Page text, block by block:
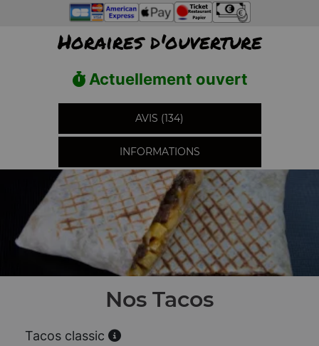
Horaires d'ouverture
Actuellement ouvert
AVIS (134)
INFORMATIONS
Nos Tacos
Tacos classic